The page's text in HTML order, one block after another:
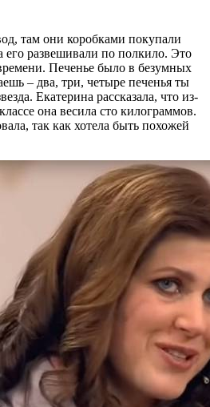
там они коробками покупали
развешивали по полкило. Это
Печенье было в безумных
– два, три, четыре печенья ты
Екатерина рассказала, что из-
она весила сто килограммов.
так как хотела быть похожей